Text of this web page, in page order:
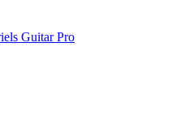
Guitar Pro